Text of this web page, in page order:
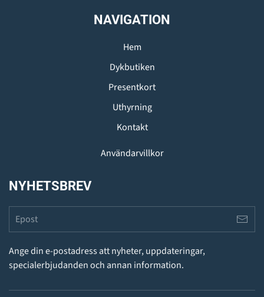
NAVIGATION
Hem
Dykbutiken
Presentkort
Uthyrning
Kontakt
Användarvillkor
NYHETSBREV
Ange din e-postadress att nyheter, uppdateringar,
specialerbjudanden och annan information.